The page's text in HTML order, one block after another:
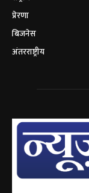
प्रेरणा
बिजनेस
अंतरराष्ट्रीय